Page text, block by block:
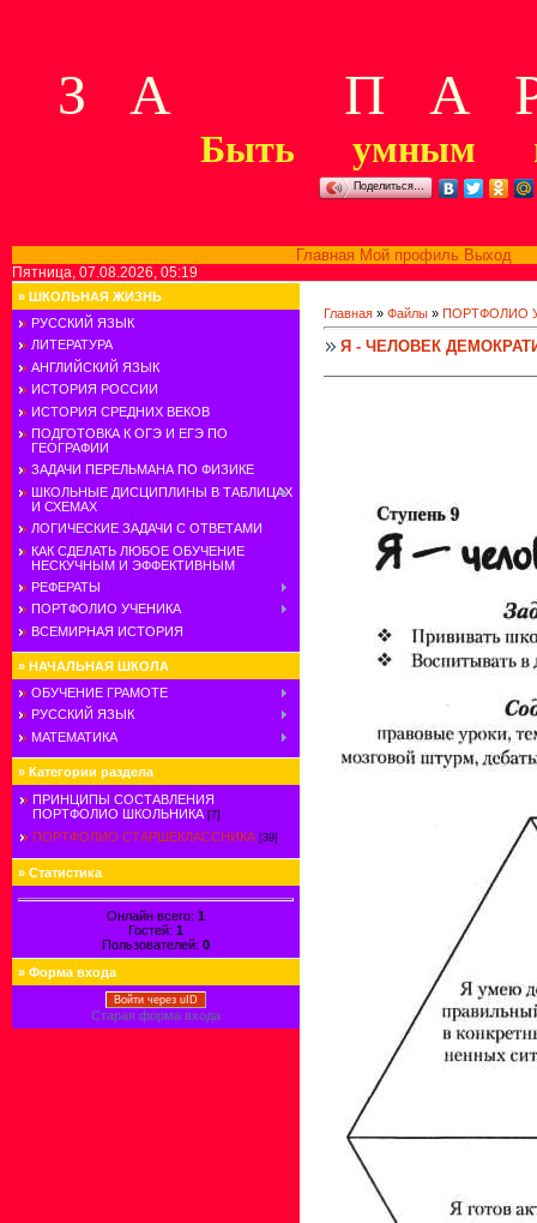
З А П А Р
Быть умным
Поделиться…
Главная Мой профиль Выход
Пятница, 07.08.2026, 05:19
» ШКОЛЬНАЯ ЖИЗНЬ
РУССКИЙ ЯЗЫК
ЛИТЕРАТУРА
АНГЛИЙСКИЙ ЯЗЫК
ИСТОРИЯ РОССИИ
ИСТОРИЯ СРЕДНИХ ВЕКОВ
ПОДГОТОВКА К ОГЭ И ЕГЭ ПО
ГЕОГРАФИИ
ЗАДАЧИ ПЕРЕЛЬМАНА ПО ФИЗИКЕ
ШКОЛЬНЫЕ ДИСЦИПЛИНЫ В ТАБЛИЦАХ
И СХЕМАХ
ЛОГИЧЕСКИЕ ЗАДАЧИ С ОТВЕТАМИ
КАК СДЕЛАТЬ ЛЮБОЕ ОБУЧЕНИЕ
НЕСКУЧНЫМ И ЭФФЕКТИВНЫМ
РЕФЕРАТЫ
ПОРТФОЛИО УЧЕНИКА
ВСЕМИРНАЯ ИСТОРИЯ
» НАЧАЛЬНАЯ ШКОЛА
ОБУЧЕНИЕ ГРАМОТЕ
РУССКИЙ ЯЗЫК
МАТЕМАТИКА
» Категории раздела
ПРИНЦИПЫ СОСТАВЛЕНИЯ
ПОРТФОЛИО ШКОЛЬНИКА [7]
ПОРТФОЛИО СТАРШЕКЛАССНИКА [39]
» Статистика
Онлайн всего: 1
Гостей: 1
Пользователей: 0
» Форма входа
Войти через uID
Старая форма входа
Главная » Файлы » ПОРТФОЛИО
Я - ЧЕЛОВЕК